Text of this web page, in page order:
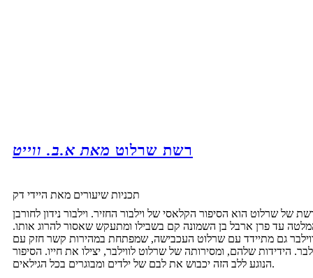
רשת שרלוט מאת א.ב. ווייט
תכניות שיעורים מאת היידי דק
של שרלוט הוא הסיפור הקלאסי של וילבור החזיר. וילבור נידון לחורבן
עד פרן ארבל בן השמונה קם בשבילו ומתעקש שאסור להרוג אותו.
גם מתיידד עם שרלוט העכבישה, שמפתחת במהירות קשר חזק עם
הידידות שלהם, ומסירותה של שרלוט לווילבר, יצילו את חייו. הסיפור
הנוגע ללב הזה יכבוש את לבם של ילדים ומבוגרים בכל הגילאים.